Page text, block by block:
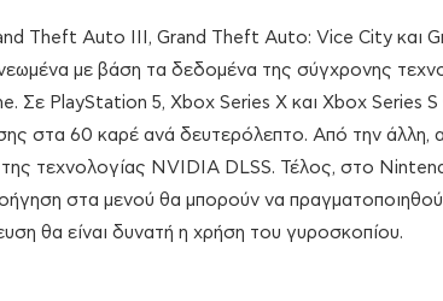
Theft Auto III, Grand Theft Auto: Vice City και
με βάση τα δεδομένα της σύγχρονης
Σε PlayStation 5, Xbox Series X και Xbox Series S
στα 60 καρέ ανά δευτερόλεπτο. Από την άλλη,
τεχνολογίας NVIDIA DLSS. Τέλος, στο
στα μενού θα μπορούν να
θα είναι δυνατή η χρήση του γυροσκοπίου.